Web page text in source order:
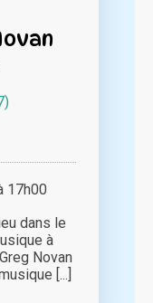
17h00
dans le
à
Novan
[...]